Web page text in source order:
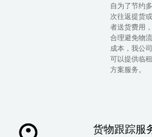
自为了节约多
次往返提货或
者送货费用，
合理避免物流
成本，我公司
可以提供临租
方案服务。
货物跟踪服